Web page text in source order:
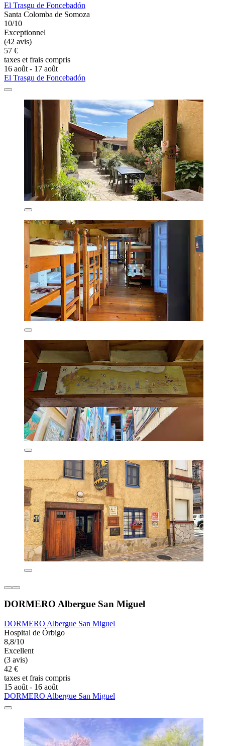
El Trasgu de Foncebadón
Santa Colomba de Somoza
10/10
Exceptionnel
(42 avis)
57 €
taxes et frais compris
16 août - 17 août
El Trasgu de Foncebadón
DORMERO Albergue San Miguel
DORMERO Albergue San Miguel
Hospital de Órbigo
8,8/10
Excellent
(3 avis)
42 €
taxes et frais compris
15 août - 16 août
DORMERO Albergue San Miguel